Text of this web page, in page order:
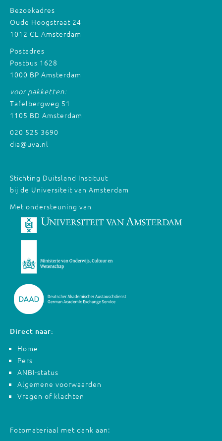
Bezoekadres
Oude Hoogstraat 24
1012 CE Amsterdam
Postadres
Postbus 1628
1000 BP Amsterdam
voor pakketten:
Tafelbergweg 51
1105 BD Amsterdam
020 525 3690
dia@uva.nl
Stichting Duitsland Instituut
bij de Universiteit van Amsterdam
Met ondersteuning van
Direct naar:
Home
Pers
ANBI-status
Algemene voorwaarden
Vragen of klachten
Fotomateriaal met dank aan: